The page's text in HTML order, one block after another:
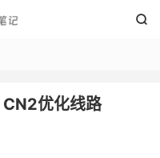

优化线路